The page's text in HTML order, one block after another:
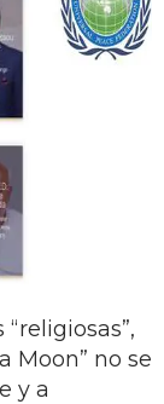
Moon” no se
y a